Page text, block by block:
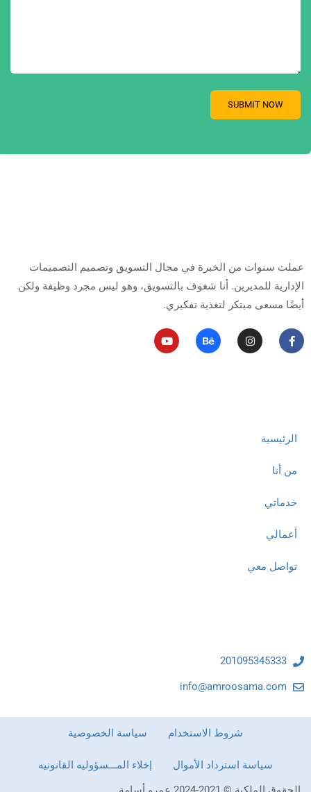
عملت سنوات من الخبرة في مجال التسويق وتصميم التصميمات
الإدارية للمديرين. أنا شغوف بالتسويق، وهو ليس مجرد وظيفة ولكن
أيضًا مسعى مبتكر لتغذية تفكيري.
الرئيسية
من أنا
خدماتي
أعمالي
تواصل معي
201095345333
info@amroosama.com
شروط الاستخدام سياسة الخصوصية
سياسة استرداد الأموال إخلاء المـــسؤوليه القانونيه